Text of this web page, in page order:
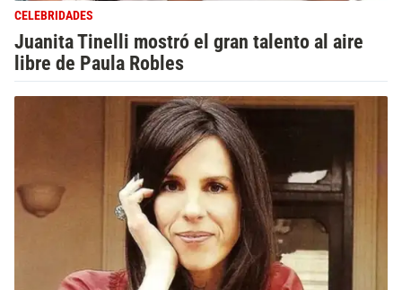
CELEBRIDADES
Juanita Tinelli mostró el gran talento al aire
libre de Paula Robles